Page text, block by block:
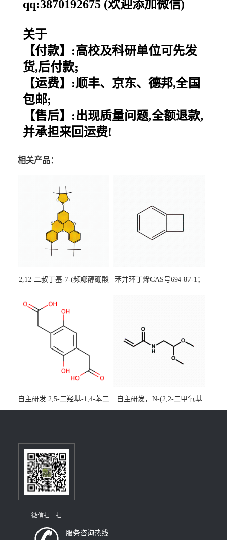
qq:3870192675 (欢迎添加微信)
关于
【付款】:高校及科研单位可先发
货,后付款;
【运费】:顺丰、京东、德邦,全国
包邮;
【售后】:出现质量问题,全额退款,
并承担来回运费!
相关产品：
2,12-二叔丁基-7-(频哪醇硼酸
[3,2,1-de]蒽CAS号2648896-
装，实验室现货直发
苯并环丁烯CAS号694-87-1；
自主研发 2,5-二羟基-1,4-苯二
乙酸CAS号5488-16-4；公斤
百公斤级可供应
自主研发，N-(2,2-二甲氧基
乙基)丙烯酰胺CAS号49707-
微信扫一扫
服务咨询热线